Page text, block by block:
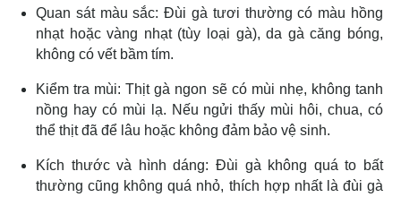
Quan sát màu sắc: Đùi gà tươi thường có màu hồng
nhạt hoặc vàng nhạt (tùy loại gà), da gà căng bóng,
không có vết bầm tím.
Kiểm tra mùi: Thịt gà ngon sẽ có mùi nhẹ, không tanh
nồng hay có mùi lạ. Nếu ngửi thấy mùi hôi, chua, có
thể thịt đã để lâu hoặc không đảm bảo vệ sinh.
Kích thước và hình dáng: Đùi gà không quá to bất
thường cũng không quá nhỏ, thích hợp nhất là đùi gà